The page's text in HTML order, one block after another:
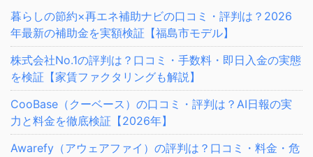
暮らしの節約×再エネ補助ナビの口コミ・評判は？2026
年最新の補助金を実額検証【福島市モデル】
株式会社No.1の評判は？口コミ・手数料・即日入金の実態
を検証【家賃ファクタリングも解説】
CooBase（クーベース）の口コミ・評判は？AI日報の実
力と料金を徹底検証【2026年】
Awarefy（アウェアファイ）の評判は？口コミ・料金・危